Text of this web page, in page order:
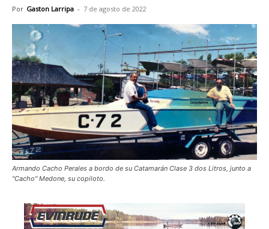
Por Gaston Larripa - 7 de agosto de 2022
Armando Cacho Perales a bordo de su Catamarán Clase 3 dos Litros, junto a
"Cacho" Medone, su copiloto.